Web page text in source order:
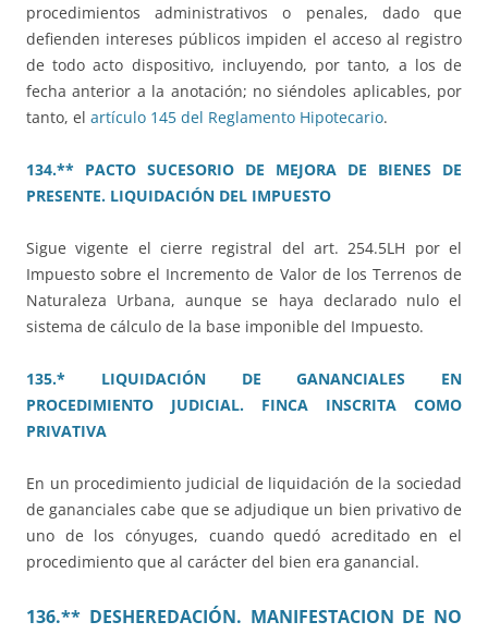
procedimientos administrativos o penales, dado que
defienden intereses públicos impiden el acceso al registro
de todo acto dispositivo, incluyendo, por tanto, a los de
fecha anterior a la anotación; no siéndoles aplicables, por
tanto, el artículo 145 del Reglamento Hipotecario.
134.** PACTO SUCESORIO DE MEJORA DE BIENES DE
PRESENTE. LIQUIDACIÓN DEL IMPUESTO
Sigue vigente el cierre registral del art. 254.5LH por el
Impuesto sobre el Incremento de Valor de los Terrenos de
Naturaleza Urbana, aunque se haya declarado nulo el
sistema de cálculo de la base imponible del Impuesto.
135.* LIQUIDACIÓN DE GANANCIALES EN
PROCEDIMIENTO JUDICIAL. FINCA INSCRITA COMO
PRIVATIVA
En un procedimiento judicial de liquidación de la sociedad
de gananciales cabe que se adjudique un bien privativo de
uno de los cónyuges, cuando quedó acreditado en el
procedimiento que al carácter del bien era ganancial.
136.** DESHEREDACIÓN. MANIFESTACION DE NO